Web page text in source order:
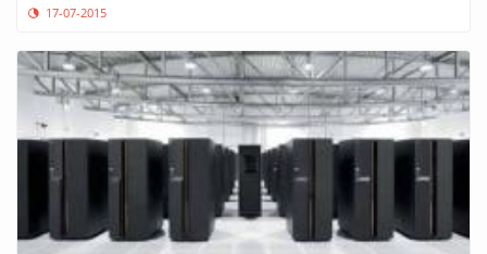
17-07-2015